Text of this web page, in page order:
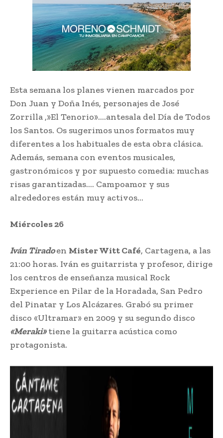
Esta semana los planes vienen marcados por
Don Juan y Doña Inés, personajes de José
Zorrilla ,»El Tenorio»….antesala del Día de Todos
los Santos. Os sugerimos unos formatos muy
diferentes a los habituales de esta obra clásica.
Además, semana con eventos musicales,
gastronómicos y por supuesto comedia: muchas
risas garantizadas…. Campoamor y sus
alrededores están muy activos…
Miércoles 26
Iván Tiradoen Mister Witt Café, Cartagena, a las
21:00 horas. Iván es guitarrista y profesor, dirige
los centros de enseñanza musical Rock
Experience en Pilar de la Horadada, San Pedro
del Pinatar y Los Alcázares. Grabó su primer
disco «Ultramar» en 2009 y su segundo disco
«Meraki»tiene la guitarra acústica como
protagonista.